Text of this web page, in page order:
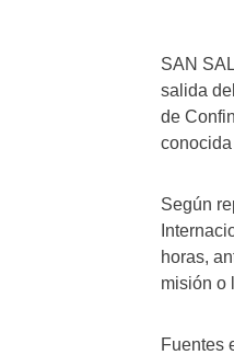
SAN
salida
de
Según
horas,
misión o
Fuentes